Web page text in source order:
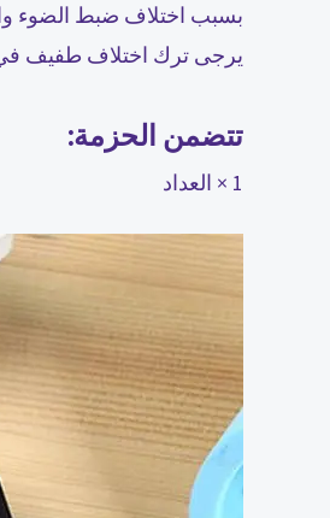
بسبب اختلاف ضبط الضوء
يرجى ترك اختلاف طفيف في
تتضمن الحزمة:
1 × العداد